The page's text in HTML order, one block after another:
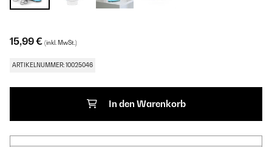
15,99 € (inkl. MwSt.)
ARTIKELNUMMER: 10025046
In den Warenkorb